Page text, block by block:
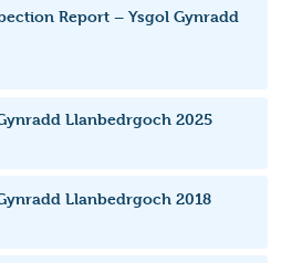
Report – Ysgol Gynradd
Llanbedrgoch 2025
Llanbedrgoch 2018